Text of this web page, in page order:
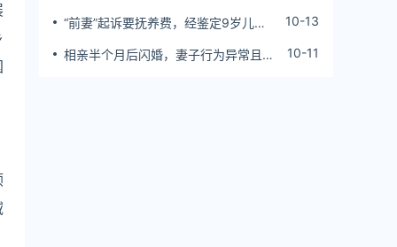
“前妻”起诉要抚养费，经鉴定9岁儿子
10-13
相亲半个月后闪婚，妻子行为异常且持
10-11